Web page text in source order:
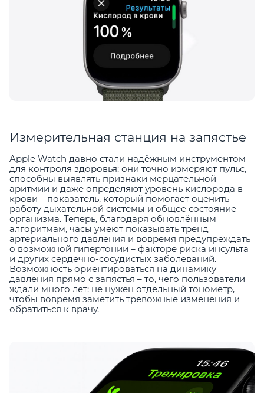
Измерительная станция на запястье
Apple Watch давно стали надёжным инструментом
для контроля здоровья: они точно измеряют пульс,
способны выявлять признаки мерцательной
аритмии и даже определяют уровень кислорода в
крови – показатель, который помогает оценить
работу дыхательной системы и общее состояние
организма. Теперь, благодаря обновлённым
алгоритмам, часы умеют показывать тренд
артериального давления и вовремя предупреждать
о возможной гипертонии – факторе риска инсульта
и других сердечно-сосудистых заболеваний.
Возможность ориентироваться на динамику
давления прямо с запястья – то, чего пользователи
ждали много лет: не нужен отдельный тонометр,
чтобы вовремя заметить тревожные изменения и
обратиться к врачу.